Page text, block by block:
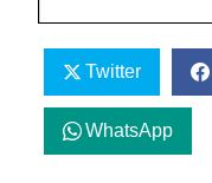
Twitter
WhatsApp